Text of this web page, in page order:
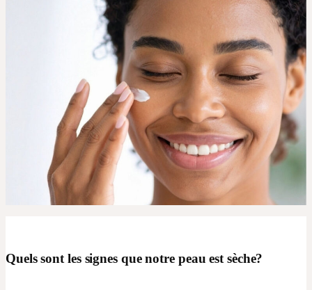
Quels sont les signes que notre peau est sèche?